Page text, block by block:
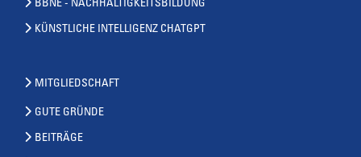
BBNE - NACHHALTIGKEITSBILDUNG
KÜNSTLICHE INTELLIGENZ CHATGPT
MITGLIEDSCHAFT
GUTE GRÜNDE
BEITRÄGE